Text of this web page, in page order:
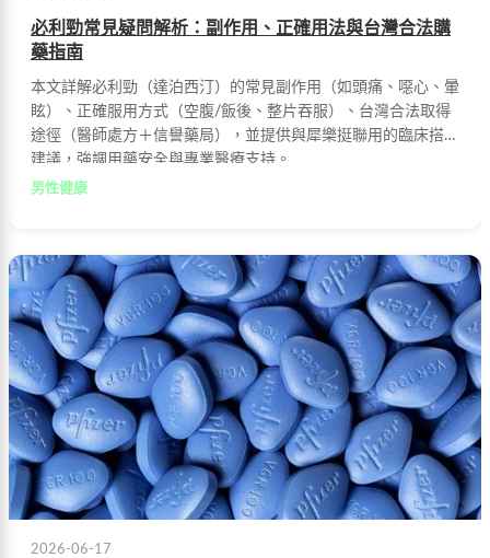
必利勁常見疑問解析：副作用、正確用法與台灣合法購
藥指南
本文詳解必利勁（達泊西汀）的常見副作用（如頭痛、噁心、暈
眩）、正確服用方式（空腹/飯後、整片吞服）、台灣合法取得
途徑（醫師處方＋信譽藥局），並提供與犀樂挺聯用的臨床搭配
建議，強調用藥安全與專業醫療支持。
男性健康
2026-06-17